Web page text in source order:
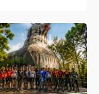
Indonesia
Nederlands
العربية